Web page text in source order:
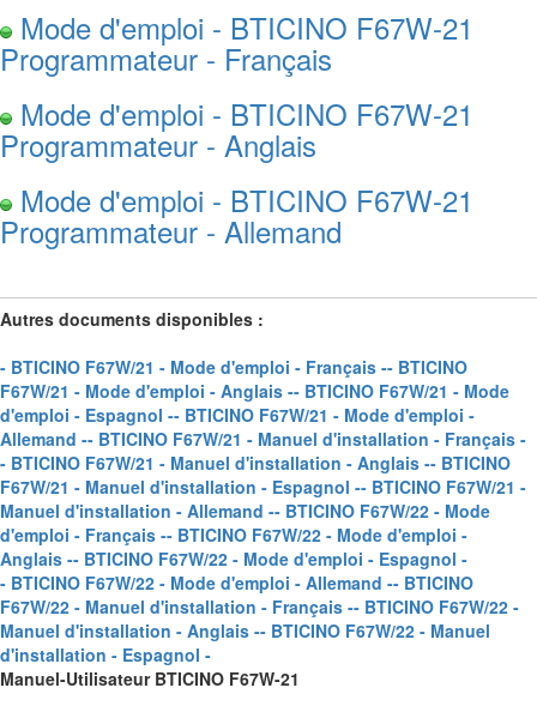
Mode d'emploi - BTICINO F67W-21
Programmateur - Français
Mode d'emploi - BTICINO F67W-21
Programmateur - Anglais
Mode d'emploi - BTICINO F67W-21
Programmateur - Allemand
Autres documents disponibles :
- BTICINO F67W/21 - Mode d'emploi - Français -- BTICINO
F67W/21 - Mode d'emploi - Anglais -- BTICINO F67W/21 - Mode
d'emploi - Espagnol -- BTICINO F67W/21 - Mode d'emploi -
Allemand -- BTICINO F67W/21 - Manuel d'installation - Français -
- BTICINO F67W/21 - Manuel d'installation - Anglais -- BTICINO
F67W/21 - Manuel d'installation - Espagnol -- BTICINO F67W/21 -
Manuel d'installation - Allemand -- BTICINO F67W/22 - Mode
d'emploi - Français -- BTICINO F67W/22 - Mode d'emploi -
Anglais -- BTICINO F67W/22 - Mode d'emploi - Espagnol -
- BTICINO F67W/22 - Mode d'emploi - Allemand -- BTICINO
F67W/22 - Manuel d'installation - Français -- BTICINO F67W/22 -
Manuel d'installation - Anglais -- BTICINO F67W/22 - Manuel
d'installation - Espagnol -
Manuel-Utilisateur BTICINO F67W-21